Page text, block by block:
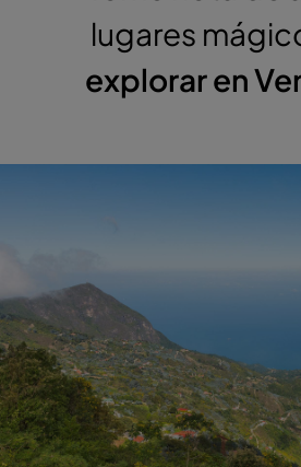
lugares
explorar en